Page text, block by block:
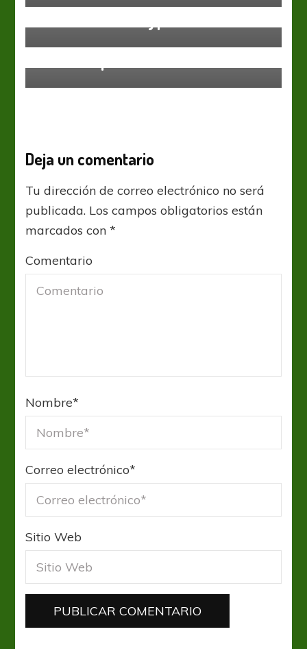
Deja un comentario
Tu dirección de correo electrónico no será
publicada. Los campos obligatorios están
marcados con*
Comentario
Nombre*
Correo electrónico*
Sitio Web